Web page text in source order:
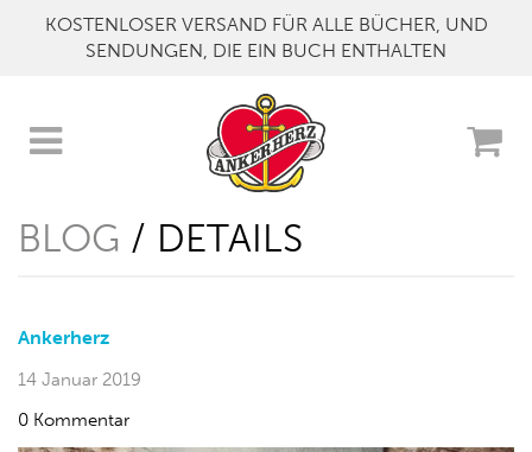
KOSTENLOSER VERSAND FÜR ALLE BÜCHER, UND
SENDUNGEN, DIE EIN BUCH ENTHALTEN
BLOG / DETAILS
Ankerherz
14 Januar 2019
0 Kommentar